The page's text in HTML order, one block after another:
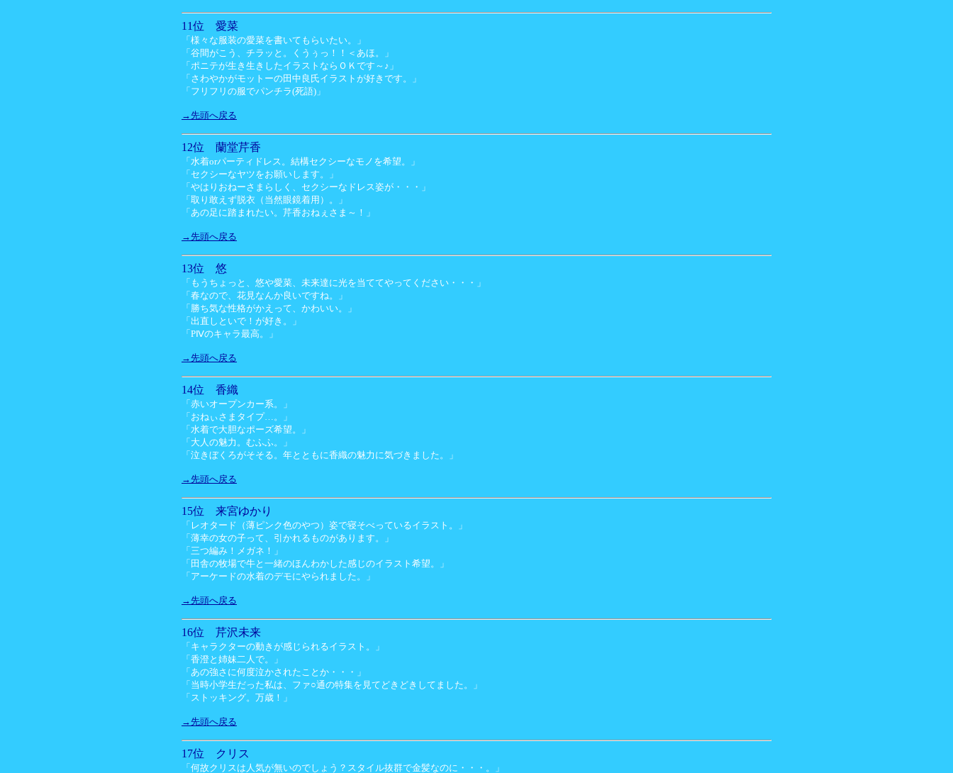
11位 愛菜
「様々な服装の愛菜を書いてもらいたい。」
「谷間がこう、チラッと。くうぅっ！！＜あほ。」
「ポニテが生き生きしたイラストならＯＫです～♪」
「さわやかがモットーの田中良氏イラストが好きです。」
「フリフリの服でパンチラ(死語)」
→先頭へ戻る
12位 蘭堂芹香
「水着orパーティドレス。結構セクシーなモノを希望。」
「セクシーなヤツをお願いします。」
「やはりおねーさまらしく、セクシーなドレス姿が・・・」
「取り敢えず脱衣（当然眼鏡着用）。」
「あの足に踏まれたい。芹香おねぇさま～！」
→先頭へ戻る
13位 悠
「もうちょっと、悠や愛菜、未来達に光を当ててやってください・・・」
「春なので、花見なんか良いですね。」
「勝ち気な性格がかえって、かわいい。」
「出直しといで！が好き。」
「PⅣのキャラ最高。」
→先頭へ戻る
14位 香織
「赤いオープンカー系。」
「おねぃさまタイプ…。」
「水着で大胆なポーズ希望。」
「大人の魅力。むふふ。」
「泣きぼくろがそそる。年とともに香織の魅力に気づきました。」
→先頭へ戻る
15位 来宮ゆかり
「レオタード（薄ピンク色のやつ）姿で寝そべっているイラスト。」
「薄幸の女の子って、引かれるものがあります。」
「三つ編み！メガネ！」
「田舎の牧場で牛と一緒のほんわかした感じのイラスト希望。」
「アーケードの水着のデモにやられました。」
→先頭へ戻る
16位 芹沢未来
「キャラクターの動きが感じられるイラスト。」
「香澄と姉妹二人で。」
「あの強さに何度泣かされたことか・・・」
「当時小学生だった私は、ファ○通の特集を見てどきどきしてました。」
「ストッキング。万歳！」
→先頭へ戻る
17位 クリス
「何故クリスは人気が無いのでしょう？スタイル抜群で金髪なのに・・・。」